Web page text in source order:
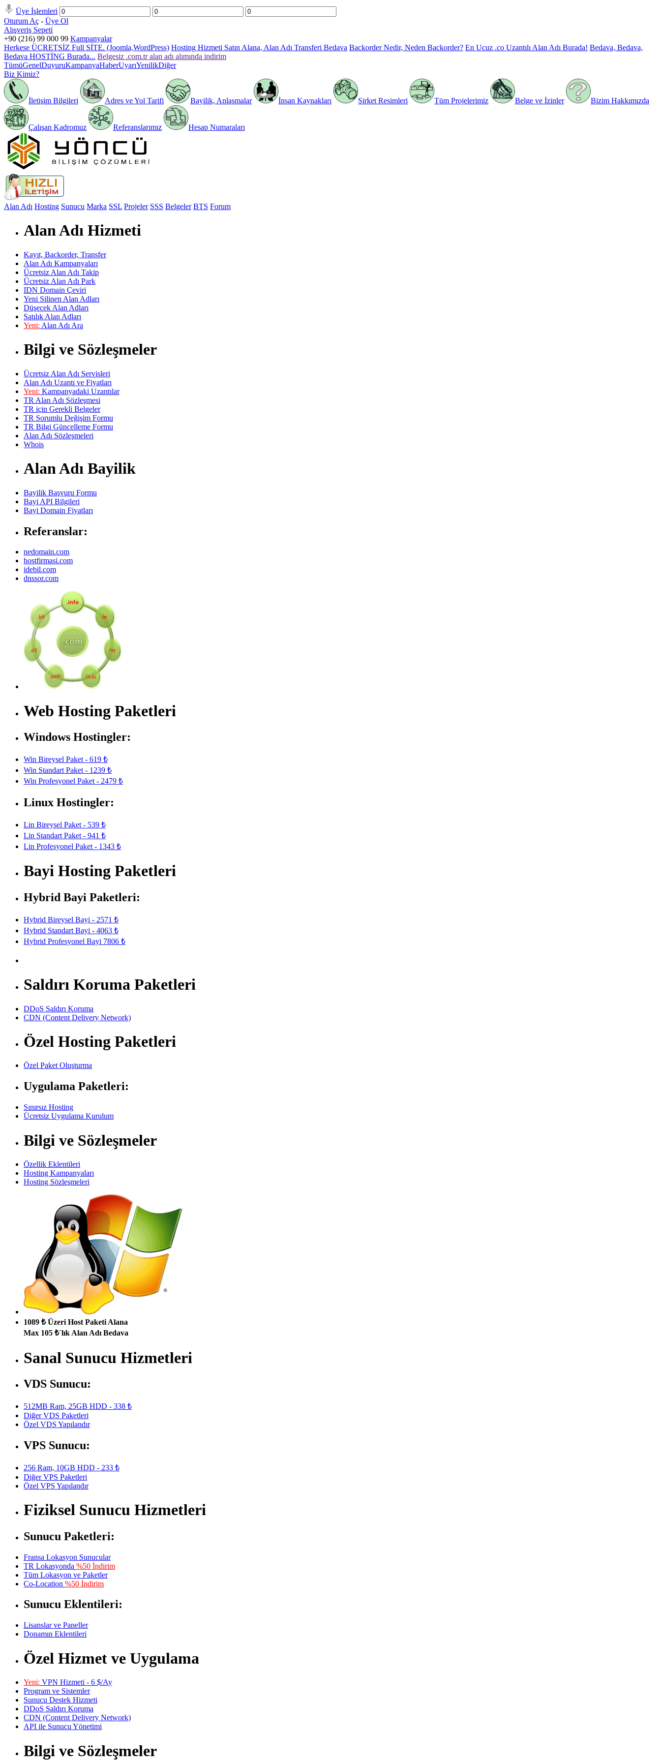
Üye İşlemleri
Oturum Aç - Üye Ol
Alışveriş Sepeti
+90 (216) 99 000 99 Kampanyalar
Herkese ÜCRETSİZ Full SİTE. (Joomla,WordPress) Hosting Hizmeti Satın Alana, Alan Adı Transferi Bedava Backorder Nedir, Neden Backorder? En Ucuz .co Uzantılı Alan Adı Burada! Bedava, Bedava,
Bedava HOSTİNG Burada... Belgesiz .com.tr alan adı alımında indirim
TümüGenelDuyuruKampanyaHaberUyarıYenilikDiğer
Biz Kimiz?
İletişim Bilgileri Adres ve Yol Tarifi Bayilik, Anlaşmalar İnsan Kaynakları Şirket Resimleri Tüm Projelerimiz Belge ve İzinler Bizim Hakkımızda
Çalışan Kadromuz Referanslarımız Hesap Numaraları
Alan Adı Hosting Sunucu Marka SSL Projeler SSS Belgeler BTS Forum
Alan Adı Hizmeti
Kayıt, Backorder, Transfer
Alan Adı Kampanyaları
Ücretsiz Alan Adı Takip
Ücretsiz Alan Adı Park
IDN Domain Çeviri
Yeni Silinen Alan Adları
Düşecek Alan Adları
Satılık Alan Adları
Yeni: Alan Adı Ara
Bilgi ve Sözleşmeler
Ücretsiz Alan Adı Servisleri
Alan Adı Uzantı ve Fiyatları
Yeni: Kampanyadaki Uzantılar
TR Alan Adı Sözleşmesi
TR için Gerekli Belgeler
TR Sorumlu Değişim Formu
TR Bilgi Güncelleme Formu
Alan Adı Sözleşmeleri
Whois
Alan Adı Bayilik
Bayilik Başvuru Formu
Bayi API Bilgileri
Bayi Domain Fiyatları
Referanslar:
nedomain.com
hostfirmasi.com
idebil.com
dnssor.com
Web Hosting Paketleri
Windows Hostingler:
Win Bireysel Paket - 619 ₺
Win Standart Paket - 1239 ₺
Win Profesyonel Paket - 2479 ₺
Linux Hostingler:
Lin Bireysel Paket - 539 ₺
Lin Standart Paket - 941 ₺
Lin Profesyonel Paket - 1343 ₺
Bayi Hosting Paketleri
Hybrid Bayi Paketleri:
Hybrid Bireysel Bayi - 2571 ₺
Hybrid Standart Bayi - 4063 ₺
Hybrid Profesyonel Bayi 7806 ₺
Saldırı Koruma Paketleri
DDoS Saldırı Koruma
CDN (Content Delivery Network)
Özel Hosting Paketleri
Özel Paket Oluşturma
Uygulama Paketleri:
Sınırsız Hosting
Ücretsiz Uygulama Kurulum
Bilgi ve Sözleşmeler
Özellik Eklentileri
Hosting Kampanyaları
Hosting Sözleşmeleri
1089 ₺ Üzeri Host Paketi Alana
Max 105 ₺`lık Alan Adı Bedava
Sanal Sunucu Hizmetleri
VDS Sunucu:
512MB Ram, 25GB HDD - 338 ₺
Diğer VDS Paketleri
Özel VDS Yapılandır
VPS Sunucu:
256 Ram, 10GB HDD - 233 ₺
Diğer VPS Paketleri
Özel VPS Yapılandır
Fiziksel Sunucu Hizmetleri
Sunucu Paketleri:
Fransa Lokasyon Sunucular
TR Lokasyonda %50 İndirim
Tüm Lokasyon ve Paketler
Co-Location %50 İndirim
Sunucu Eklentileri:
Lisanslar ve Paneller
Donamın Eklentileri
Özel Hizmet ve Uygulama
Yeni: VPN Hizmeti - 6 $/Ay
Program ve Sistemler
Sunucu Destek Hizmeti
DDoS Saldırı Koruma
CDN (Content Delivery Network)
API ile Sunucu Yönetimi
Bilgi ve Sözleşmeler